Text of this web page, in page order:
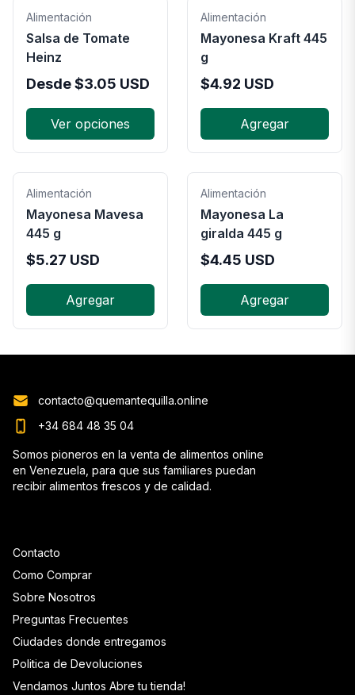
Alimentación
Salsa de Tomate
Heinz
Desde$3.05 USD
Ver opciones
Alimentación
Mayonesa Kraft 445
g
$4.92 USD
Agregar
Alimentación
Mayonesa Mavesa
445 g
$5.27 USD
Agregar
Alimentación
Mayonesa La
giralda 445 g
$4.45 USD
Agregar
Contacto
Como Comprar
Sobre Nosotros
Preguntas Frecuentes
Ciudades donde entregamos
Politica de Devoluciones
Vendamos Juntos Abre tu tienda!
contacto@quemantequilla.online
+34 684 48 35 04
Somos pioneros en la venta de alimentos online
en Venezuela, para que sus familiares puedan
recibir alimentos frescos y de calidad.